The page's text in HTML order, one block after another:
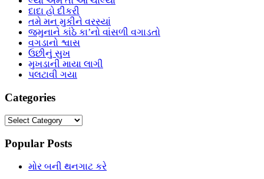
દાદા હો દીકરી
તમે મન મુકીને વરસ્યાં
જમુનાને કાંઠે કા’નો વાંસળી વગાડતો
વગડાનો શ્વાસ
ઉછીનું સુખ
મુખડાની માયા લાગી
પલટાવી ગયા
Categories
Categories
Popular Posts
મોર બની થનગાટ કરે